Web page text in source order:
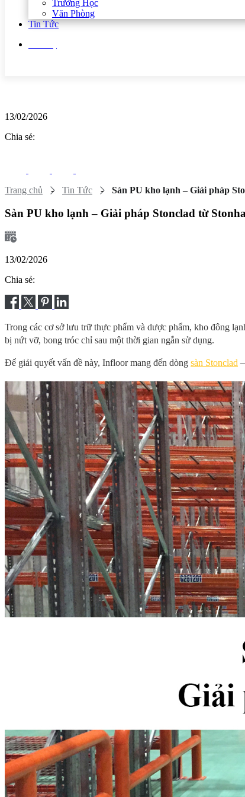
Trường Học
Văn Phòng
Tin Tức
13/02/2026
Chia sẻ:
Trang chủ - Tin Tức - Sàn PU kho lạnh – Giải pháp
Sàn PU kho lạnh – Giải pháp Stonclad từ
13/02/2026
Chia sẻ:
Trong các cơ sở lưu trữ thực phẩm và dược phẩm, kho đông
bị nứt vỡ, bong tróc chỉ sau một thời gian ngắn sử dụng.
Để giải quyết vấn đề này, Infloor mang đến dòng sàn Stonclad